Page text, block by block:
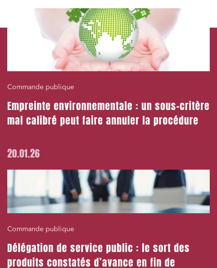
Commande publique
Empreinte environnementale : un sous-critère
mal calibré peut faire annuler la procédure
20.01.26
Commande publique
Délégation de service public : le sort des
produits constatés d’avance en fin de